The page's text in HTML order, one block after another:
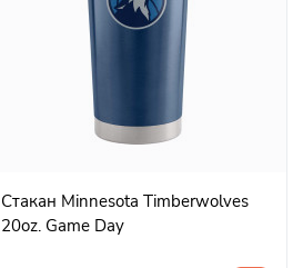
Стакан Minnesota Timberwolves
20oz. Game Day